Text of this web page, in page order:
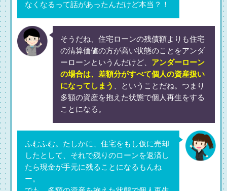
なくなるって話があったんだけど本当？！
そうだね、住宅ローンの残債額よりも住宅
の清算価値の方が高い状態のことをアンダ
ーローンというんだけど、 アンダーローン
の場合は、差額分がすべて個人の資産扱い
になってしまう
、ということだね。つまり
多額の資産を抱えた状態で個人再生をする
ことになる。
ふむふむ。たしかに、住宅をもし仮に売却
したとして、それで残りのローンを返済し
たら現金が手元に残ることになるもんね
ー。